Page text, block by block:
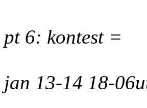
pt 6: kontest =
jan 13-14 18-